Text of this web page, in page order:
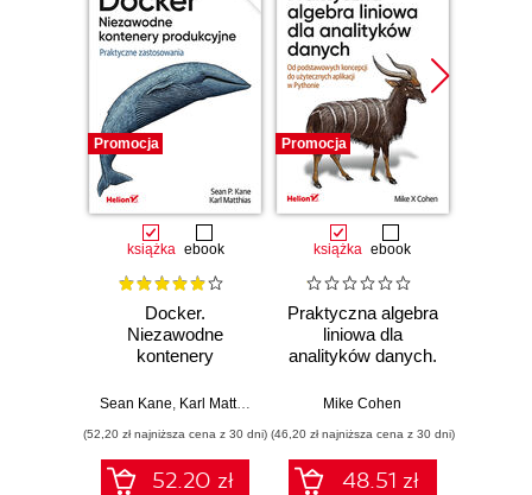
Promocja
książka ebook
Docker.
Niezawodne
kontenery
Praktyczne
Wydanie III
Sean Kane Karl Matthias
(52,20 zł najniższa cena z 30 dni)
52.20 zł
Promocja
książka ebook
Praktyczna algebra
liniowa dla
analityków danych.
koncepcji do
aplikacji w
Pythonie
Mike Cohen
(46,20 zł najniższa cena z 30 dni)
48.51 zł